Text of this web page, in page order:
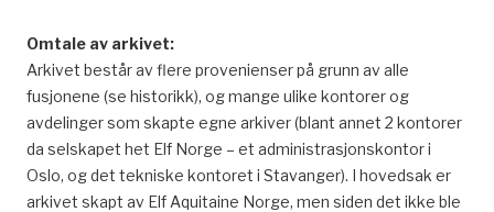
Omtale av arkivet:
Arkivet består av flere provenienser på grunn av alle
fusjonene (se historikk), og mange ulike kontorer og
avdelinger som skapte egne arkiver (blant annet 2 kontorer
da selskapet het Elf Norge – et administrasjonskontor i
Oslo, og det tekniske kontoret i Stavanger). I hovedsak er
arkivet skapt av Elf Aquitaine Norge, men siden det ikke ble